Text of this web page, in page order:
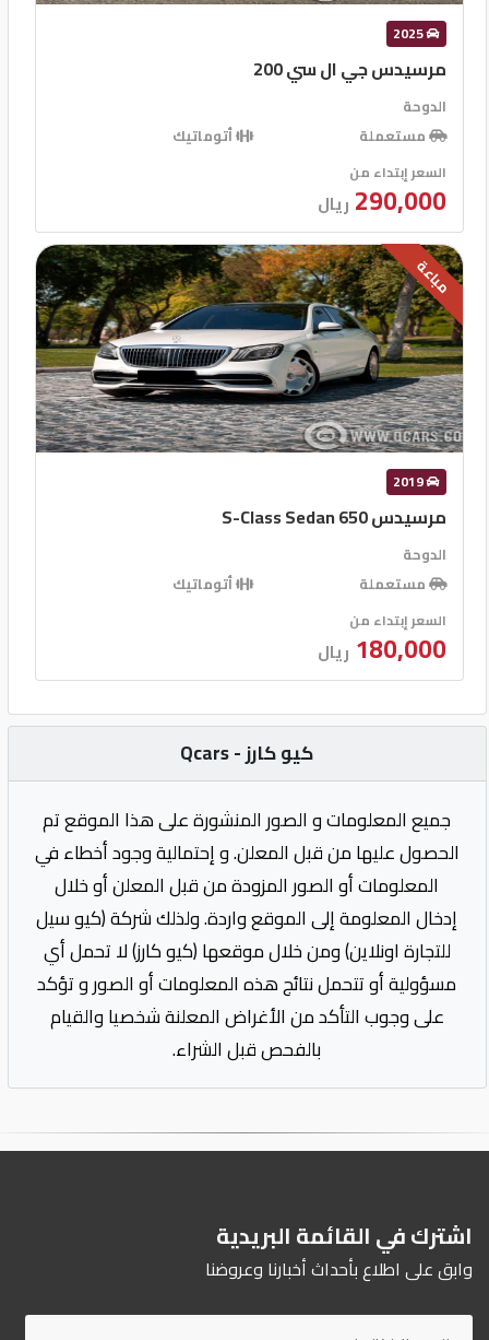
2025
مرسيدس جي ال سي 200
الدوحة
مستعملة
أتوماتيك
السعر إبتداء من
290,000 ريال
مباعة
2019
مرسيدس S-Class Sedan 650
الدوحة
مستعملة
أتوماتيك
السعر إبتداء من
180,000 ريال
كيو كارز - Qcars
جميع المعلومات و الصور المنشورة على هذا الموقع تم
الحصول عليها من قبل المعلن. و إحتمالية وجود أخطاء في
المعلومات أو الصور المزودة من قبل المعلن أو خلال
إدخال المعلومة إلى الموقع واردة. ولذلك شركة (كيو سيل
للتجارة اونلاين) ومن خلال موقعها (كيو كارز) لا تحمل أي
مسؤولية أو تتحمل نتائج هذه المعلومات أو الصور و تؤكد
على وجوب التأكد من الأغراض المعلنة شخصيا والقيام
بالفحص قبل الشراء.
اشترك في القائمة البريدية
وابق على اطلاع بأحداث أخبارنا وعروضنا